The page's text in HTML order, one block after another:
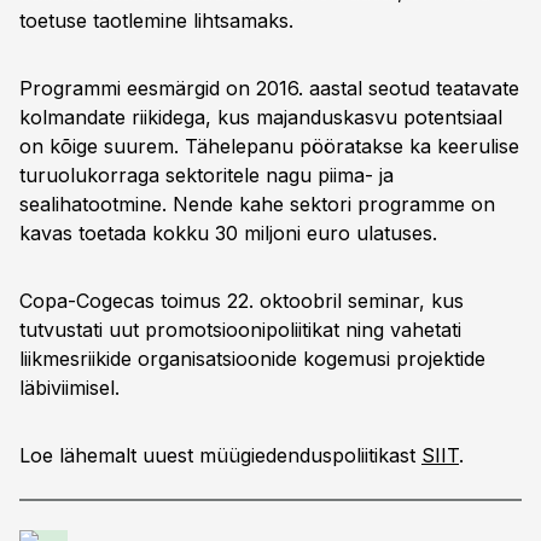
toetuse taotlemine lihtsamaks.
Programmi eesmärgid on 2016. aastal seotud teatavate
kolmandate riikidega, kus majanduskasvu potentsiaal
on kõige suurem. Tähelepanu pööratakse ka keerulise
turuolukorraga sektoritele nagu piima- ja
sealihatootmine. Nende kahe sektori programme on
kavas toetada kokku 30 miljoni euro ulatuses.
Copa-Cogecas toimus 22. oktoobril seminar, kus
tutvustati uut promotsioonipoliitikat ning vahetati
liikmesriikide organisatsioonide kogemusi projektide
läbiviimisel.
Loe lähemalt uuest müügiedenduspoliitikast SIIT.